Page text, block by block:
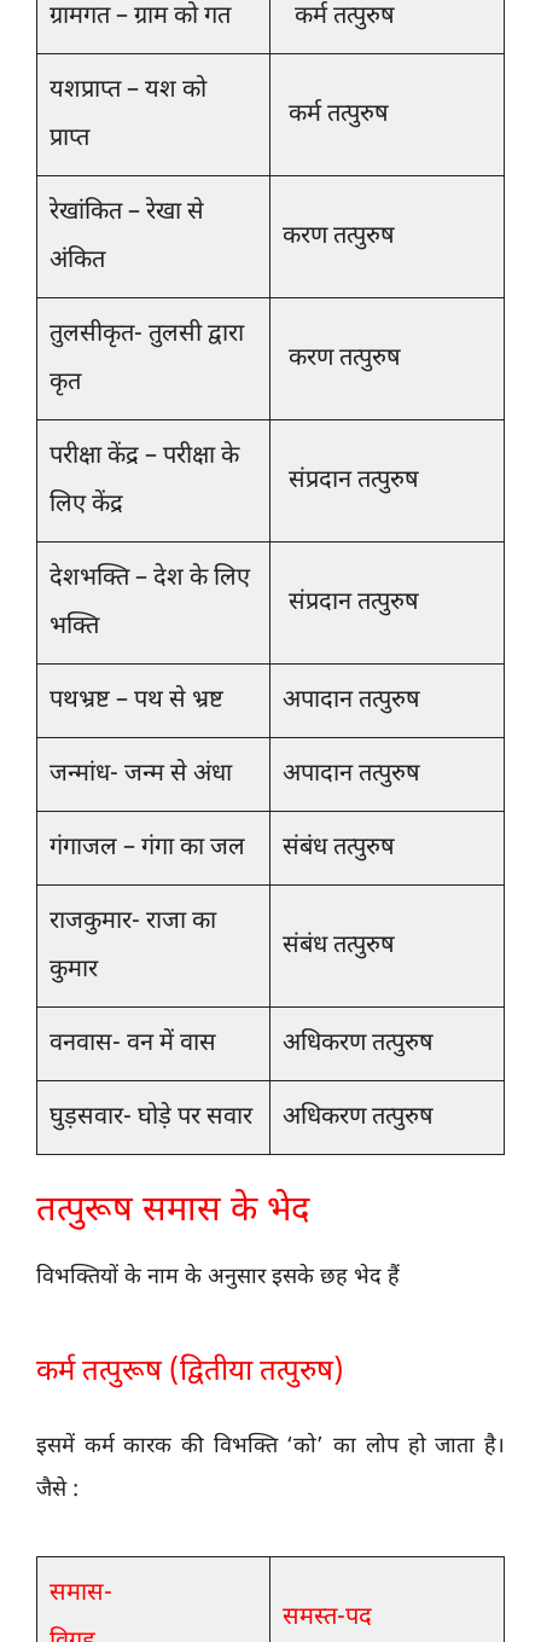
ग्रामगत – ग्राम को गत कर्म तत्पुरुष
यशप्राप्त – यश को
प्राप्त
कर्म तत्पुरुष
रेखांकित – रेखा से
अंकित
करण तत्पुरुष
तुलसीकृत- तुलसी द्वारा
कृत
करण तत्पुरुष
परीक्षा केंद्र – परीक्षा के
लिए केंद्र
संप्रदान तत्पुरुष
देशभक्ति – देश के लिए
भक्ति
संप्रदान तत्पुरुष
पथभ्रष्ट – पथ से भ्रष्ट अपादान तत्पुरुष
जन्मांध- जन्म से अंधा अपादान तत्पुरुष
गंगाजल – गंगा का जल संबंध तत्पुरुष
राजकुमार- राजा का
कुमार
संबंध तत्पुरुष
वनवास- वन में वास अधिकरण तत्पुरुष
घुड़सवार- घोड़े पर सवार अधिकरण तत्पुरुष
तत्पुरूष समास के भेद
विभक्तियों के नाम के अनुसार इसके छह भेद हैं
कर्म तत्पुरूष (द्वितीया तत्पुरुष)
इसमें कर्म कारक की विभक्ति ‘को’ का लोप हो जाता है।
जैसे :
समास-
समस्त-पद